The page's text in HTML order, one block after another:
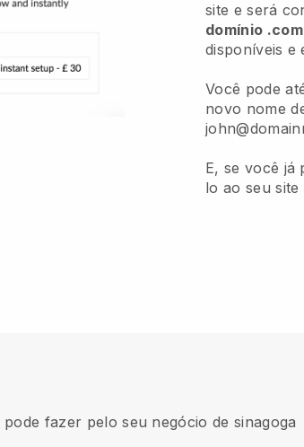
site e será
domínio
disponíveis e
Você pode
novo nome
E, se você já
lo ao seu
fazer pelo seu negócio de sinagoga